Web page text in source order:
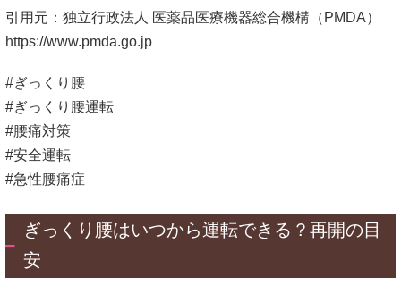
引用元：独立行政法人 医薬品医療機器総合機構（PMDA）
https://www.pmda.go.jp
#ぎっくり腰
#ぎっくり腰運転
#腰痛対策
#安全運転
#急性腰痛症
ぎっくり腰はいつから運転できる？再開の目
安